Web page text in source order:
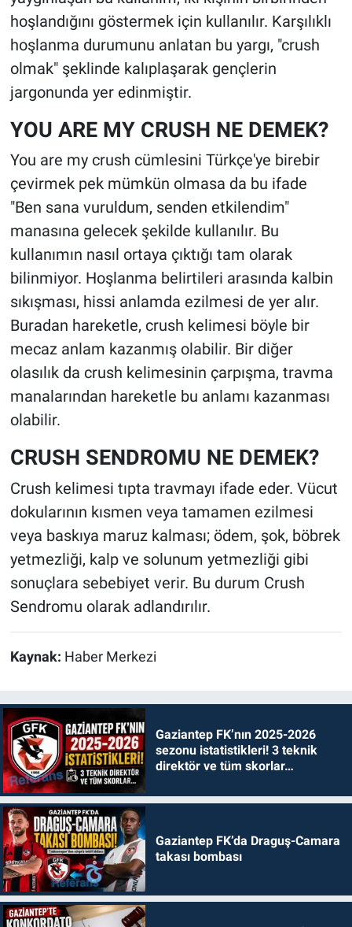
hoşlandığını göstermek için kullanılır. Karşılıklı
hoşlanma durumunu anlatan bu yargı, "crush
olmak" şeklinde kalıplaşarak gençlerin
jargonunda yer edinmiştir.
YOU ARE MY CRUSH NE DEMEK?
You are my crush cümlesini Türkçe'ye birebir
çevirmek pek mümkün olmasa da bu ifade
"Ben sana vuruldum, senden etkilendim"
manasına gelecek şekilde kullanılır. Bu
kullanımın nasıl ortaya çıktığı tam olarak
bilinmiyor. Hoşlanma belirtileri arasında kalbin
sıkışması, hissi anlamda ezilmesi de yer alır.
Buradan hareketle, crush kelimesi böyle bir
mecaz anlam kazanmış olabilir. Bir diğer
olasılık da crush kelimesinin çarpışma, travma
manalarından hareketle bu anlamı kazanması
olabilir.
CRUSH SENDROMU NE DEMEK?
Crush kelimesi tıpta travmayı ifade eder. Vücut
dokularının kısmen veya tamamen ezilmesi
veya baskıya maruz kalması; ödem, şok, böbrek
yetmezliği, kalp ve solunum yetmezliği gibi
sonuçlara sebebiyet verir. Bu durum Crush
Sendromu olarak adlandırılır.
Kaynak: Haber Merkezi
Gaziantep FK’nın 2025-2026
sezonu istatistikleri! 3 teknik
direktör ve tüm skorlar…
Gaziantep FK’da Draguş-Camara
takası bombası